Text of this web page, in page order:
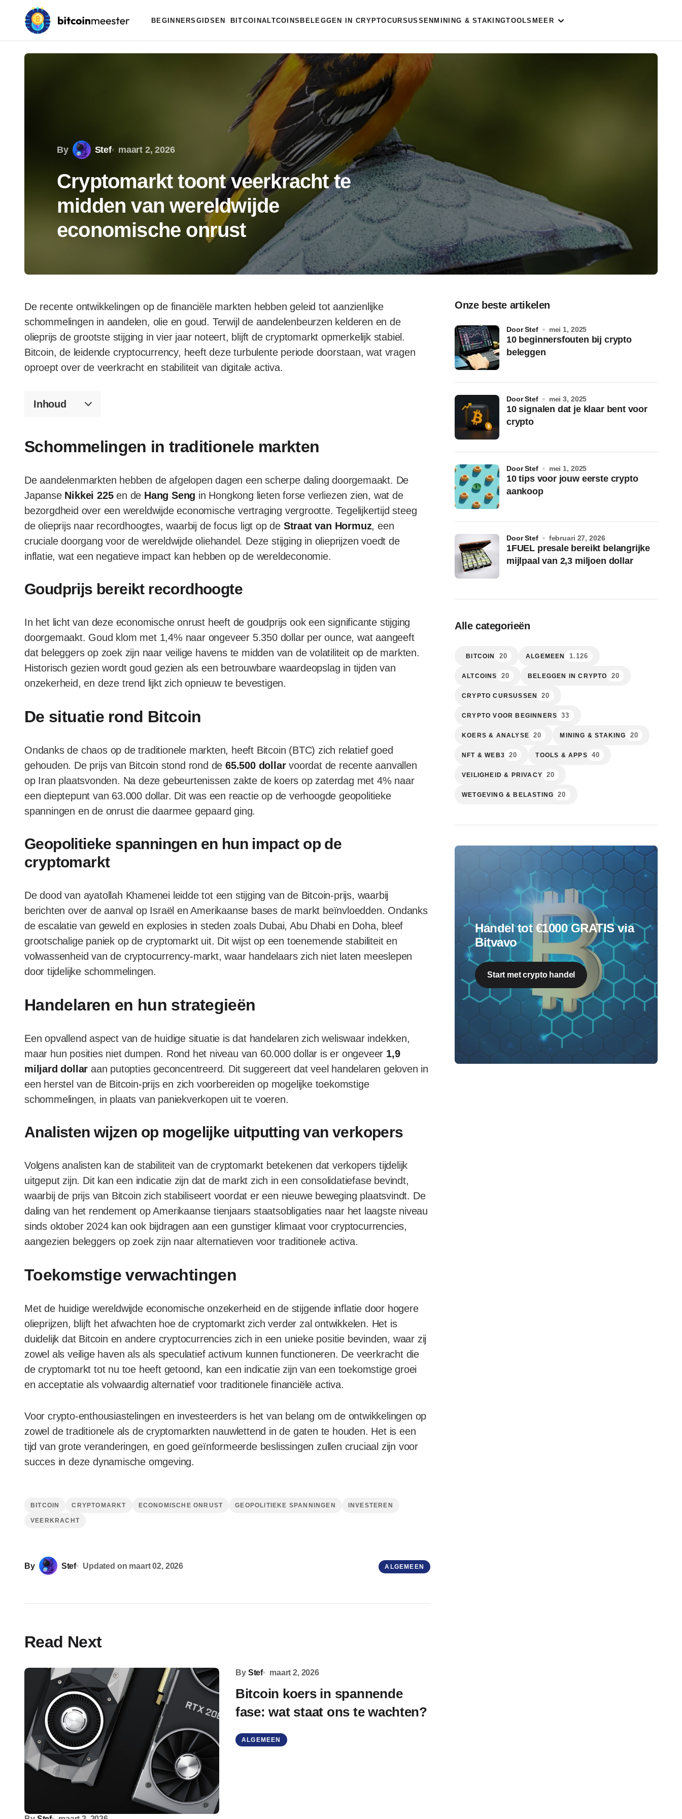
BEGINNERSGIDSEN BITCOIN ALTCOINS BELEGGEN IN CRYPTOCURSUSSEN MINING & STAKINGTOOLS MEER
By Stef maart 2, 2026
Cryptomarkt toont veerkracht te
midden van wereldwijde
economische onrust
De recente ontwikkelingen op de financiële markten hebben geleid tot aanzienlijke
schommelingen in aandelen, olie en goud. Terwijl de aandelenbeurzen kelderen en de
olieprijs de grootste stijging in vier jaar noteert, blijft de cryptomarkt opmerkelijk stabiel.
Bitcoin, de leidende cryptocurrency, heeft deze turbulente periode doorstaan, wat vragen
oproept over de veerkracht en stabiliteit van digitale activa.
Inhoud
Schommelingen in traditionele markten
De aandelenmarkten hebben de afgelopen dagen een scherpe daling doorgemaakt. De
Japanse Nikkei 225en de Hang Seng in Hongkong lieten forse verliezen zien, wat de
bezorgdheid over een wereldwijde economische vertraging vergrootte. Tegelijkertijd steeg
de olieprijs naar recordhoogtes, waarbij de focus ligt op de Straat van Hormuz, een
cruciale doorgang voor de wereldwijde oliehandel. Deze stijging in olieprijzen voedt de
inflatie, wat een negatieve impact kan hebben op de wereldeconomie.
Goudprijs bereikt recordhoogte
In het licht van deze economische onrust heeft de goudprijs ook een significante stijging
doorgemaakt. Goud klom met 1,4% naar ongeveer 5.350 dollar per ounce, wat aangeeft
dat beleggers op zoek zijn naar veilige havens te midden van de volatiliteit op de markten.
Historisch gezien wordt goud gezien als een betrouwbare waardeopslag in tijden van
onzekerheid, en deze trend lijkt zich opnieuw te bevestigen.
De situatie rond Bitcoin
Ondanks de chaos op de traditionele markten, heeft Bitcoin (BTC) zich relatief goed
gehouden. De prijs van Bitcoin stond rond de 65.500 dollarvoordat de recente aanvallen
op Iran plaatsvonden. Na deze gebeurtenissen zakte de koers op zaterdag met 4% naar
een dieptepunt van 63.000 dollar. Dit was een reactie op de verhoogde geopolitieke
spanningen en de onrust die daarmee gepaard ging.
Geopolitieke spanningen en hun impact op de
cryptomarkt
De dood van ayatollah Khamenei leidde tot een stijging van de Bitcoin-prijs, waarbij
berichten over de aanval op Israël en Amerikaanse bases de markt beïnvloedden. Ondanks
de escalatie van geweld en explosies in steden zoals Dubai, Abu Dhabi en Doha, bleef
grootschalige paniek op de cryptomarkt uit. Dit wijst op een toenemende stabiliteit en
volwassenheid van de cryptocurrency-markt, waar handelaars zich niet laten meeslepen
door tijdelijke schommelingen.
Handelaren en hun strategieën
Een opvallend aspect van de huidige situatie is dat handelaren zich weliswaar indekken,
maar hun posities niet dumpen. Rond het niveau van 60.000 dollar is er ongeveer 1,9
miljard dollar aan putopties geconcentreerd. Dit suggereert dat veel handelaren geloven in
een herstel van de Bitcoin-prijs en zich voorbereiden op mogelijke toekomstige
schommelingen, in plaats van paniekverkopen uit te voeren.
Analisten wijzen op mogelijke uitputting van verkopers
Volgens analisten kan de stabiliteit van de cryptomarkt betekenen dat verkopers tijdelijk
uitgeput zijn. Dit kan een indicatie zijn dat de markt zich in een consolidatiefase bevindt,
waarbij de prijs van Bitcoin zich stabiliseert voordat er een nieuwe beweging plaatsvindt. De
daling van het rendement op Amerikaanse tienjaars staatsobligaties naar het laagste niveau
sinds oktober 2024 kan ook bijdragen aan een gunstiger klimaat voor cryptocurrencies,
aangezien beleggers op zoek zijn naar alternatieven voor traditionele activa.
Toekomstige verwachtingen
Met de huidige wereldwijde economische onzekerheid en de stijgende inflatie door hogere
olieprijzen, blijft het afwachten hoe de cryptomarkt zich verder zal ontwikkelen. Het is
duidelijk dat Bitcoin en andere cryptocurrencies zich in een unieke positie bevinden, waar zij
zowel als veilige haven als als speculatief activum kunnen functioneren. De veerkracht die
de cryptomarkt tot nu toe heeft getoond, kan een indicatie zijn van een toekomstige groei
en acceptatie als volwaardig alternatief voor traditionele financiële activa.
Voor crypto-enthousiastelingen en investeerders is het van belang om de ontwikkelingen op
zowel de traditionele als de cryptomarkten nauwlettend in de gaten te houden. Het is een
tijd van grote veranderingen, en goed geïnformeerde beslissingen zullen cruciaal zijn voor
succes in deze dynamische omgeving.
BITCOIN CRYPTOMARKT ECONOMISCHE ONRUST GEOPOLITIEKE SPANNINGEN INVESTEREN
VEERKRACHT
By Stef Updated on maart 02, 2026 ALGEMEEN
Read Next
By Stef maart 2, 2026
Bitcoin koers in spannende
fase: wat staat ons te wachten?
ALGEMEEN
Onze beste artikelen
10 beginnersfouten bij crypto
beleggen
door Stef mei 1, 2025
10 signalen dat je klaar bent voor
crypto
door Stef mei 3, 2025
10 tips voor jouw eerste crypto
aankoop
door Stef mei 1, 2025
1FUEL presale bereikt belangrijke
mijlpaal van 2,3 miljoen dollar
door Stef februari 27, 2026
Alle categorieën
BITCOIN 20 ALGEMEEN 1.126
ALTCOINS 20 BELEGGEN IN CRYPTO 20
CRYPTO CURSUSSEN 20
CRYPTO VOOR BEGINNERS 33
KOERS & ANALYSE 20 MINING & STAKING 20
NFT & WEB3 20 TOOLS & APPS 40
VEILIGHEID & PRIVACY 20
WETGEVING & BELASTING 20
Handel tot €1000 GRATIS via
Bitvavo
Start met crypto handel